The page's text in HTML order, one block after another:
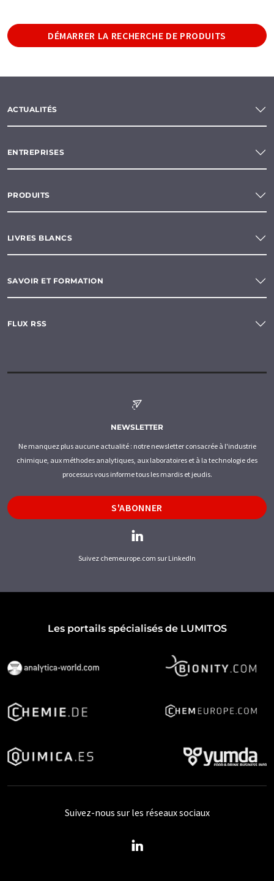
DÉMARRER LA RECHERCHE DE PRODUITS
ACTUALITÉS
ENTREPRISES
PRODUITS
LIVRES BLANCS
SAVOIR ET FORMATION
FLUX RSS
NEWSLETTER
Ne manquez plus aucune actualité : notre newsletter consacrée à l'industrie
chimique, aux méthodes analytiques, aux laboratoires et à la technologie des
processus vous informe tous les mardis et jeudis.
S'ABONNER
Suivez chemeurope.com sur LinkedIn
Les portails spécialisés de LUMITOS
Suivez-nous sur les réseaux sociaux